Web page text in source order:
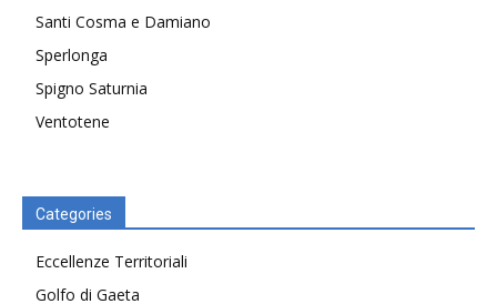
Santi Cosma e Damiano
Sperlonga
Spigno Saturnia
Ventotene
Categories
Eccellenze Territoriali
Golfo di Gaeta